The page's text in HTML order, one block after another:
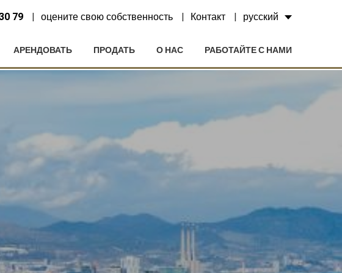
79 оцените свою собственность Контакт русский
АРЕНДОВАТЬ ПРОДАТЬ О НАС РАБОТАЙТЕ С НАМИ